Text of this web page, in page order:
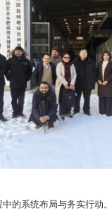
双方一致同意，将依
域的深度合作。